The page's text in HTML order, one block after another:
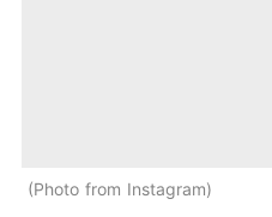
Photo from Instagram